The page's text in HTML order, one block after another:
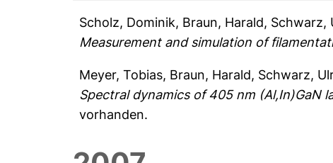
Scholz, Dominik, Braun, Harald, Schwarz,
Measurement and simulation of
Meyer, Tobias, Braun, Harald, Schwarz,
Spectral dynamics of 405 nm (Al,In)GaN
vorhanden.